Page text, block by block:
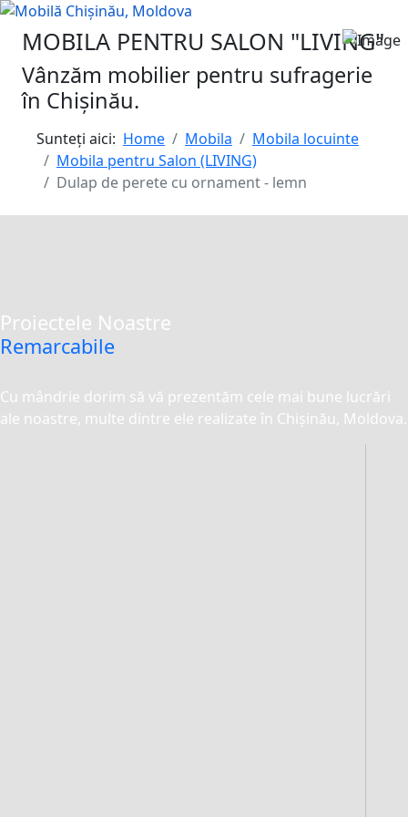
MOBILA PENTRU SALON "LIVING"
Vânzăm mobilier pentru sufragerie
în Chișinău.
Sunteți aici: Home Mobila
Mobila locuinte
Mobila pentru Salon (LIVING)
Dulap de perete cu ornament - lemn
Proiectele Noastre
Remarcabile
Cu mândrie dorim să vă prezentăm cele mai bune lucrări
ale noastre, multe dintre ele realizate în Chișinău, Moldova.